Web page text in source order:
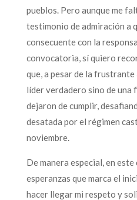
pueblos. Pero aunque me
testimonio de admiración a
consecuente con la
convocatoria, sí quiero
que, a pesar de la frustrante
líder verdadero sino de una
dejaron de cumplir,
desatada por el régimen
noviembre.
De manera especial, en
esperanzas que marca el
hacer llegar mi respeto y